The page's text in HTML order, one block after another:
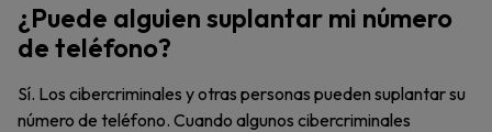
¿Puede alguien suplantar mi número
de teléfono?
Sí. Los cibercriminales y otras personas pueden suplantar su
número de teléfono. Cuando algunos cibercriminales